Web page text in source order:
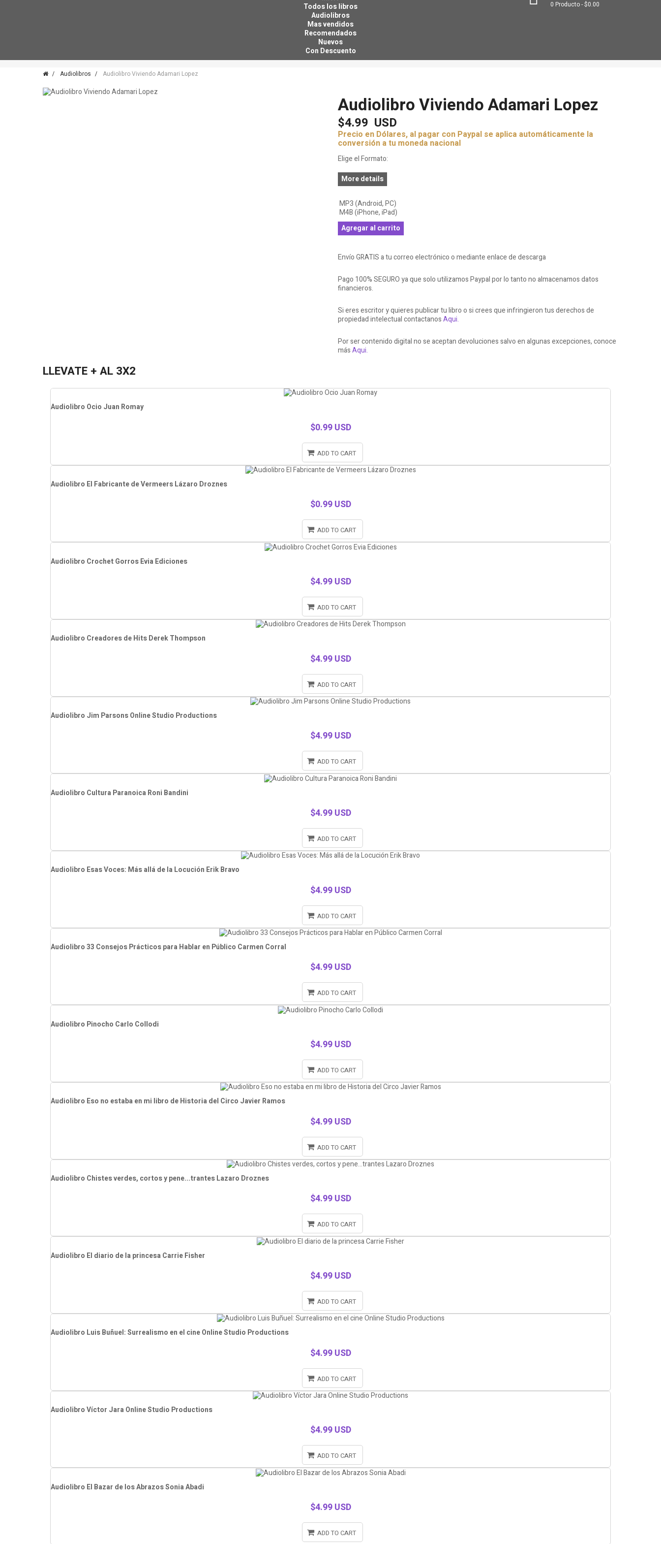
0 Producto $0.00
Todos los libros
Audiolibros
Mas vendidos
Recomendados
Nuevos
Con Descuento
Audiolibros Audiolibro Viviendo Adamari Lopez
Audiolibro Viviendo Adamari Lopez
$4.99 USD
Precio en Dólares, al pagar con Paypal se aplica automáticamente la
conversión a tu moneda nacional
Elige el Formato:
More details
MP3 (Android, PC)
M4B (iPhone, iPad)
Agregar al carrito
Envío GRATIS a tu correo electrónico o mediante enlace de descarga
Pago 100% SEGURO ya que solo utilizamos Paypal por lo tanto no almacenamos datos
financieros.
Si eres escritor y quieres publicar tu libro o si crees que infringieron tus derechos de
propiedad intelectual contactanosAqui.
Por ser contenido digital no se aceptan devoluciones salvo en algunas excepciones, conoce
másAqui.
LLEVATE + AL 3X2
Audiolibro Ocio Juan Romay
$0.99 USD
ADD TO CART
Audiolibro El Fabricante de Vermeers Lázaro Droznes
$0.99 USD
ADD TO CART
Audiolibro Crochet Gorros Evia Ediciones
$4.99 USD
ADD TO CART
Audiolibro Creadores de Hits Derek Thompson
$4.99 USD
ADD TO CART
Audiolibro Jim Parsons Online Studio Productions
$4.99 USD
ADD TO CART
Audiolibro Cultura Paranoica Roni Bandini
$4.99 USD
ADD TO CART
Audiolibro Esas Voces: Más allá de la Locución Erik Bravo
$4.99 USD
ADD TO CART
Audiolibro 33 Consejos Prácticos para Hablar en Público Carmen Corral
$4.99 USD
ADD TO CART
Audiolibro Pinocho Carlo Collodi
$4.99 USD
ADD TO CART
Audiolibro Eso no estaba en mi libro de Historia del Circo Javier Ramos
$4.99 USD
ADD TO CART
Audiolibro Chistes verdes, cortos y pene...trantes Lazaro Droznes
$4.99 USD
ADD TO CART
Audiolibro El diario de la princesa Carrie Fisher
$4.99 USD
ADD TO CART
Audiolibro Luis Buñuel: Surrealismo en el cine Online Studio Productions
$4.99 USD
ADD TO CART
Audiolibro Víctor Jara Online Studio Productions
$4.99 USD
ADD TO CART
Audiolibro El Bazar de los Abrazos Sonia Abadi
$4.99 USD
ADD TO CART